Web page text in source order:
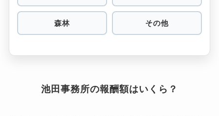
森林 その他
池田事務所の報酬額はいくら？